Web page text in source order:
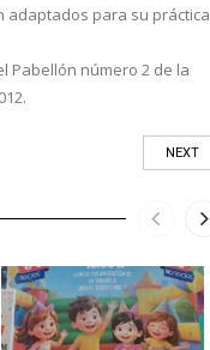
adaptados para su práctica
Pabellón número 2 de la
NEXT